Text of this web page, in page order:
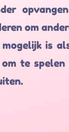
om
is
om te